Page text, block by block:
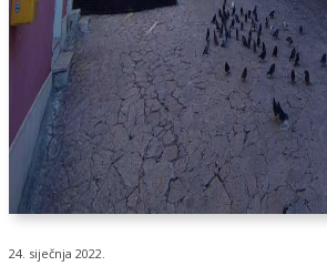
24. siječnja 2022.